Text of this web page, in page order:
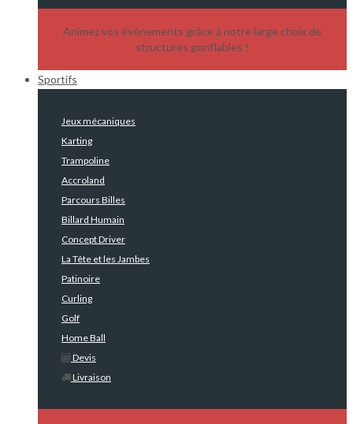
Animez vos événements grâce à notre large choix de
structures gonflables !
Sportifs
Jeux mécaniques
Karting
Trampoline
Accroland
Parcours Billes
Billard Humain
Concept Driver
La Tête et les Jambes
Patinoire
Curling
Golf
Home Ball
Devis
Livraison